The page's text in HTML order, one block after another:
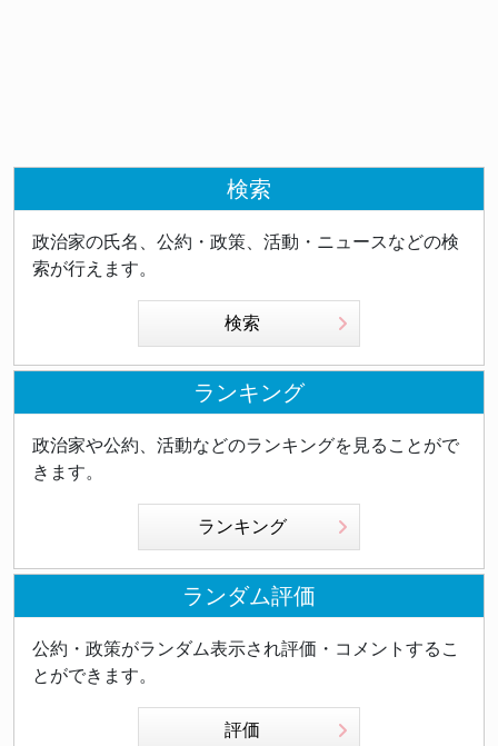
検索
政治家の氏名、公約・政策、活動・ニュースなどの検
索が行えます。
検索
ランキング
政治家や公約、活動などのランキングを見ることがで
きます。
ランキング
ランダム評価
公約・政策がランダム表示され評価・コメントするこ
とができます。
評価